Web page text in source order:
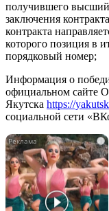
получившего высший
заключения
контракта
которого позиция в
порядковый номер;
Информация о
официальном сайте
Якутска https://
социальной сети
i